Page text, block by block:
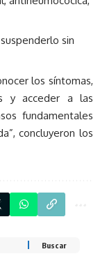
sin
los síntomas,
y acceder a las
fundamentales
concluyeron los